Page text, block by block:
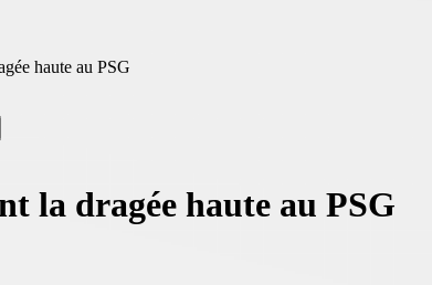
haute au PSG
la dragée haute au PSG